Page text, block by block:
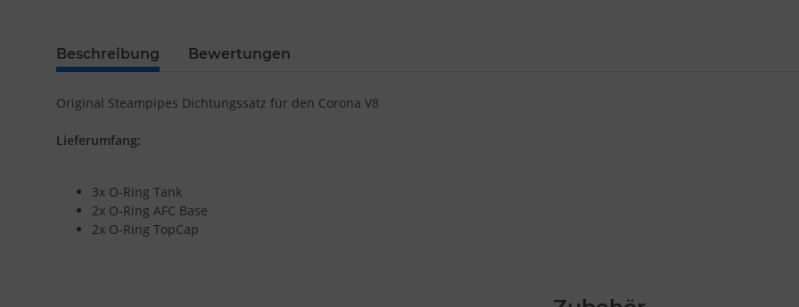
Beschreibung Bewertungen
Original Steampipes Dichtungssatz für den Corona V8
Lieferumfang:
3x O-Ring Tank
2x O-Ring AFC Base
2x O-Ring TopCap